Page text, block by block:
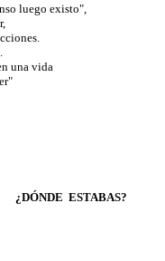
luego existo",
una vida
¿DÓNDE ESTABAS?